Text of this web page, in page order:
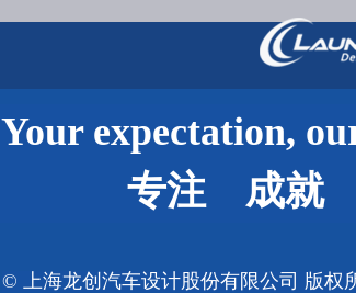
Your expectation,
专注 成就
© 上海龙创汽车设计股份有限公司 版权